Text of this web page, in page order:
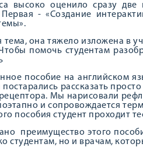
высоко оценило сразу
- «Создание
тема, она тяжело изложена в
помочь студентам
пособие на английском
рассказать
Мы нарисовали
и сопровождается
пособия студент проходит
преимущество этого
студентам, но и врачам,